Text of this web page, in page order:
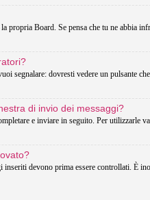
propria Board. Se pensa che tu ne abbia
segnalare: dovresti vedere un pulsante
di invio dei messaggi?
e inviare in seguito. Per utilizzarle
inseriti devono prima essere controllati. È